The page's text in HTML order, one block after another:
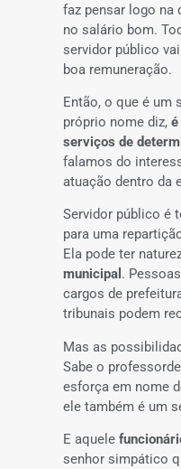
faz pensar logo na
no salário bom.
servidor público
boa remuneração.
Então, o que é um
próprio nome diz,
serviços de
falamos do
atuação dentro da
Servidor público é
para uma
Ela pode ter
municipal .
cargos de
tribunais podem
Mas as
Sabe o
esforça em nome
ele também é um
E aquele
senhor simpático